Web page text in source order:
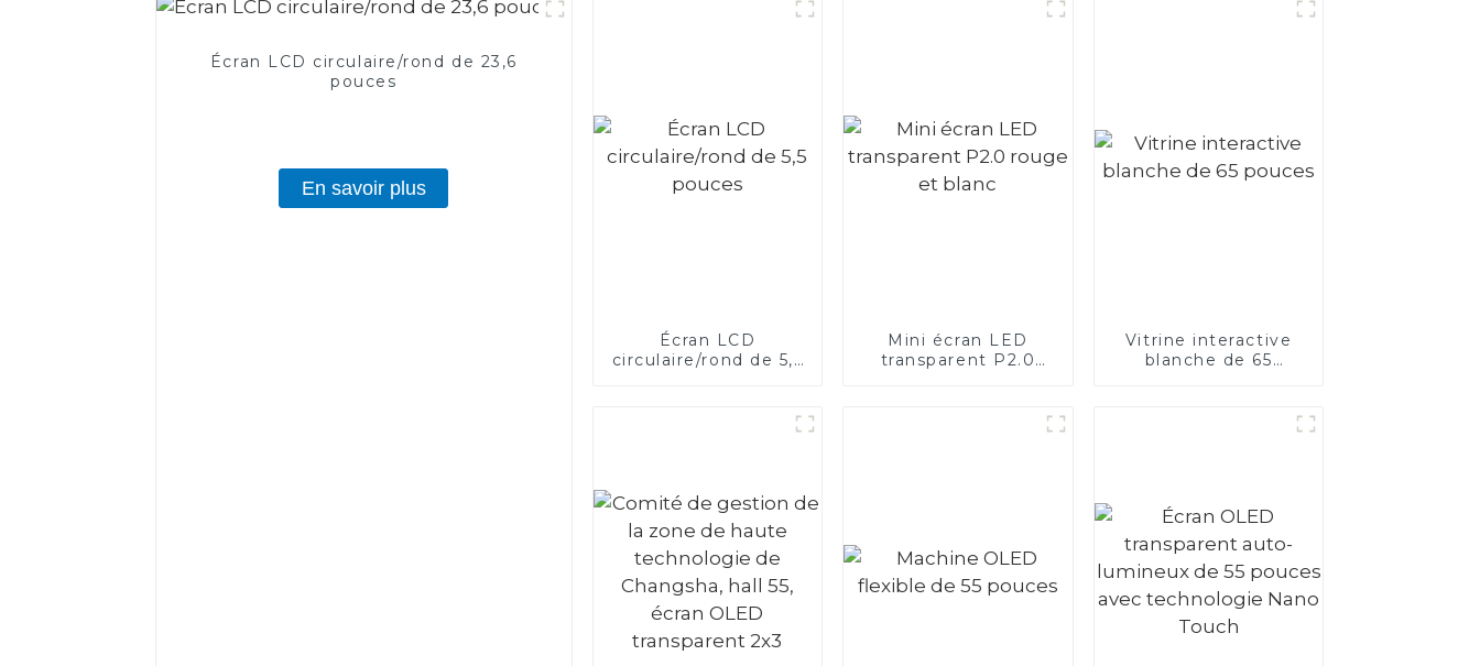
Écran LCD circulaire/rond de 23,6
pouces
En savoir plus
Écran LCD
circulaire/rond de 5,5
Mini écran LED
transparent P2.0
Vitrine interactive
blanche de 65